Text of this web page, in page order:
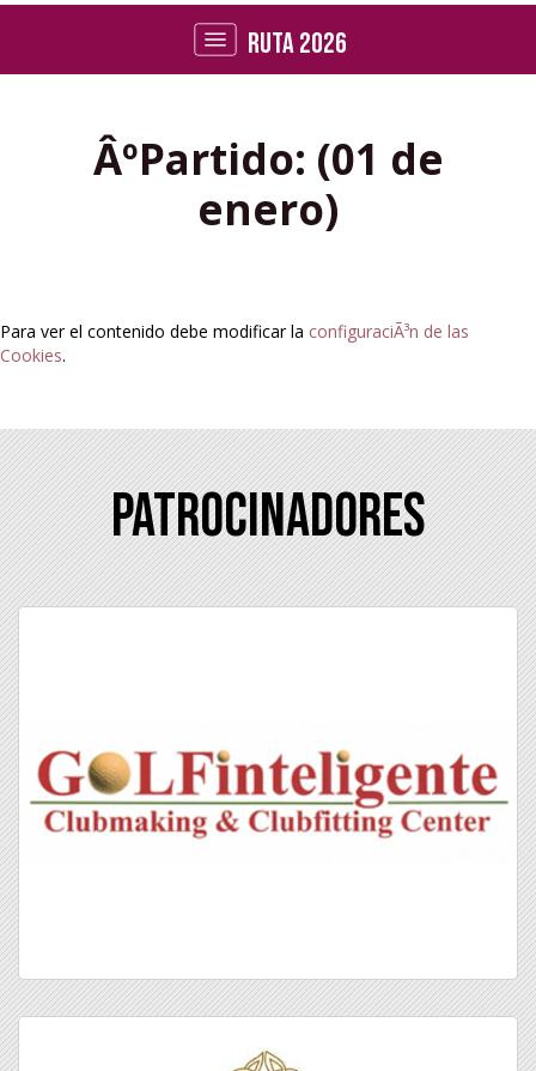
Mostrar/ocultar
navegaciÃ³nRuta 2026
ÂºPartido: (01 de
enero)
Para ver el contenido debe modificar la configuraciÃ³n de las
Cookies.
Patrocinadores